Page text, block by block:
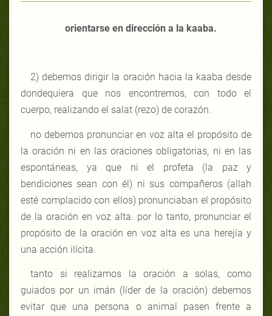
orientarse en dirección a la kaaba.
2) debemos dirigir la oración hacia la kaaba desde
dondequiera que nos encontremos, con todo el
cuerpo, realizando el salat (rezo) de corazón.
no debemos pronunciar en voz alta el propósito de
la oración ni en las oraciones obligatorias, ni en las
espontáneas, ya que ni el profeta (la paz y
bendiciones sean con él) ni sus compañeros (allah
esté complacido con ellos) pronunciaban el propósito
de la oración en voz alta. por lo tanto, pronunciar el
propósito de la oración en voz alta es una herejía y
una acción ilícita.
tanto si realizamos la oración a solas, como
guiados por un imán (líder de la oración) debemos
evitar que una persona o animal pasen frente a